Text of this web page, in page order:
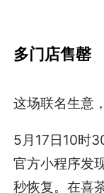
多门店售罄
这场联名生意
5月17日10时
官方小程序发
秒恢复。在喜